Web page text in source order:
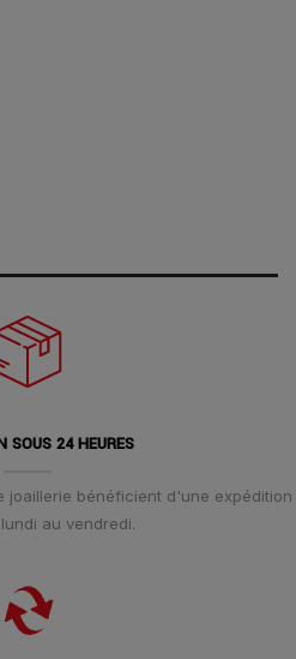
SOUS 24 HEURES
joaillerie bénéficient d'une expédition
au vendredi.